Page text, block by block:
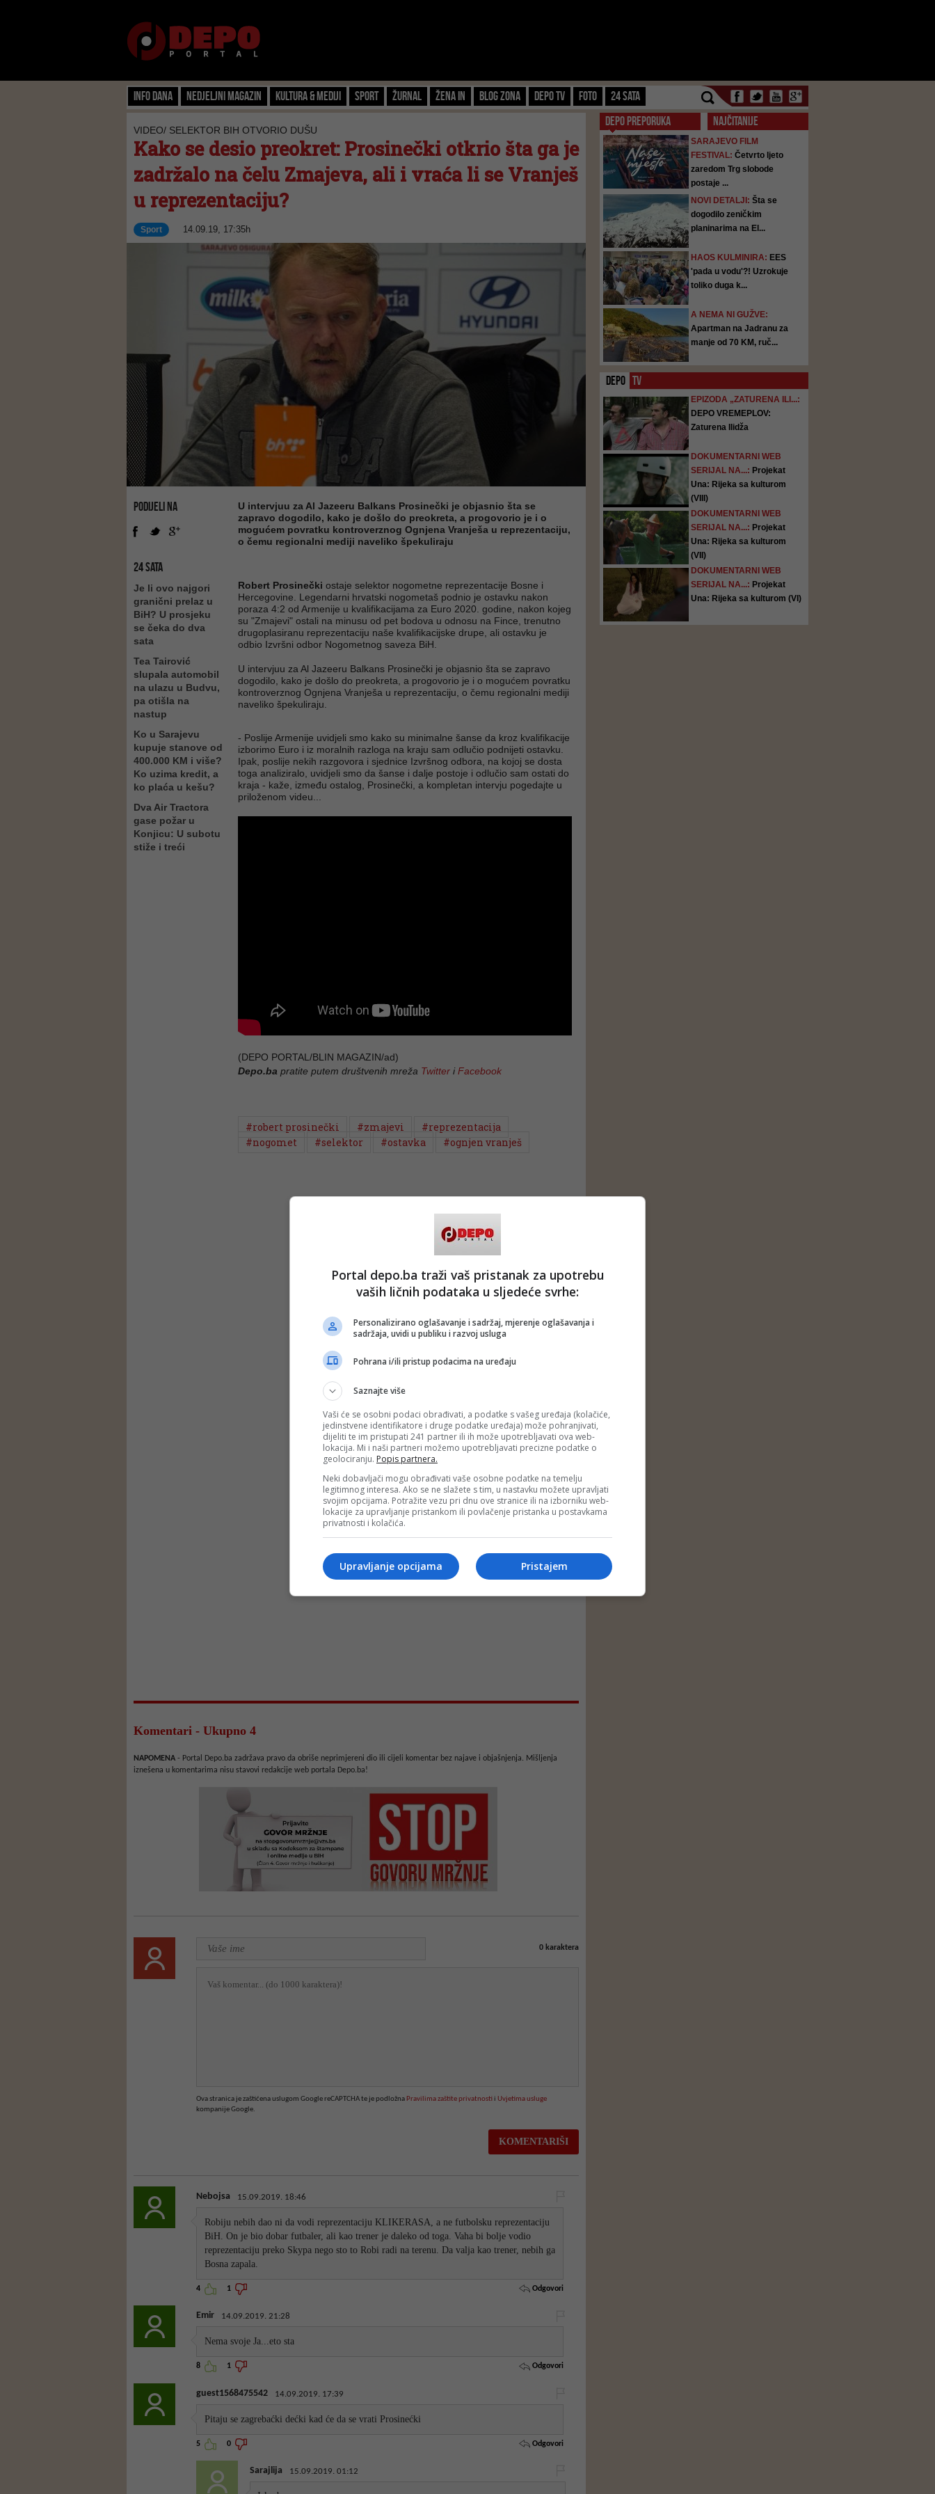
Info dana Nedjeljni magazin Kultura & Mediji Sport Žurnal Žena IN Blog zona Depo TV FOTO 24 SATA
VIDEO/ SELEKTOR BIH OTVORIO DUŠU
Kako se desio preokret: Prosinečki otkrio šta ga je
zadržalo na čelu Zmajeva, ali i vraća li se Vranješ
u reprezentaciju?
Sport 14.09.19, 17:35h
PODIJELI NA
24 SATA
Je li ovo najgori
granični prelaz u
BiH? U prosjeku
se čeka do dva
sata
Tea Tairović
slupala automobil
na ulazu u Budvu,
pa otišla na
nastup
Ko u Sarajevu
kupuje stanove od
400.000 KM i više?
Ko uzima kredit, a
ko plaća u kešu?
Dva Air Tractora
gase požar u
Konjicu: U subotu
stiže i treći
U intervjuu za Al Jazeeru Balkans Prosinečki je objasnio šta se
zapravo dogodilo, kako je došlo do preokreta, a progovorio je i o
mogućem povratku kontroverznog Ognjena Vranješa u reprezentaciju,
o čemu regionalni mediji naveliko špekuliraju
Robert Prosinečki ostaje selektor nogometne reprezentacije Bosne i
Hercegovine. Legendarni hrvatski nogometaš podnio je ostavku nakon
poraza 4:2 od Armenije u kvalifikacijama za Euro 2020. godine, nakon kojeg
su "Zmajevi" ostali na minusu od pet bodova u odnosu na Fince, trenutno
drugoplasiranu reprezentaciju naše kvalifikacijske drupe, ali ostavku je
odbio Izvršni odbor Nogometnog saveza BiH.
U intervjuu za Al Jazeeru Balkans Prosinečki je objasnio šta se zapravo
dogodilo, kako je došlo do preokreta, a progovorio je i o mogućem povratku
kontroverznog Ognjena Vranješa u reprezentaciju, o čemu regionalni mediji
naveliko špekuliraju.
- Poslije Armenije uvidjeli smo kako su minimalne šanse da kroz kvalifikacije
izborimo Euro i iz moralnih razloga na kraju sam odlučio podnijeti ostavku.
Ipak, poslije nekih razgovora i sjednice Izvršnog odbora, na kojoj se dosta
toga analiziralo, uvidjeli smo da šanse i dalje postoje i odlučio sam ostati do
kraja - kaže, između ostalog, Prosinečki, a kompletan intervju pogedajte u
priloženom videu...
(DEPO PORTAL/BLIN MAGAZIN/ad)
Depo.ba pratite putem društvenih mreža Twitter iFacebook
#robert prosinečki #zmajevi
#reprezentacija
#nogomet
#selektor #ostavka #ognjen vranješ
Komentari - Ukupno 4
NAPOMENA - Portal Depo.ba zadržava pravo da obriše neprimjereni dio ili cijeli komentar bez najave i objašnjenja. Mišljenja
iznešena u komentarima nisu stavovi redakcije web portala Depo.ba!
0karaktera
Ova stranica je zaštićena uslugom Google reCAPTCHA te je podložna Pravilima zaštite privatnostii Uvjetima usluge
kompanije Google.
Nebojsa 15.09.2019. 18:46
Robiju nebih dao ni da vodi reprezentaciju KLIKERASA, a ne futbolsku reprezentaciju
BiH. On je bio dobar futbaler, ali kao trener je daleko od toga. Vaha bi bolje vodio
reprezentaciju preko Skypa nego sto to Robi radi na terenu. Da valja kao trener, nebih ga
Bosna zapala.
4 1 Odgovori
Emir 14.09.2019. 21:28
Nema svoje Ja...eto sta
8 1 Odgovori
guest1568475542 14.09.2019. 17:39
Pitaju se zagrebaćki dećki kad će da se vrati Prosinećki
5 0 Odgovori
Sarajlija 15.09.2019. 01:12
DEPO PREPORUKA NAJČITANIJE
SARAJEVO FILM
FESTIVAL: Četvrto ljeto
zaredom Trg slobode
postaje ...
NOVI DETALJI: Šta se
dogodilo zeničkim
planinarima na El...
HAOS KULMINIRA: EES
'pada u vodu'?! Uzrokuje
toliko duga k...
A NEMA NI GUŽVE:
Apartman na Jadranu za
manje od 70 KM, ruč...
DEPO TV
EPIZODA „ZATURENA ILI...:
DEPO VREMEPLOV:
Zaturena Ilidža
DOKUMENTARNI WEB
SERIJAL NA...: Projekat
Una: Rijeka sa kulturom
(VIII)
DOKUMENTARNI WEB
SERIJAL NA...: Projekat
Una: Rijeka sa kulturom
(VII)
DOKUMENTARNI WEB
SERIJAL NA...: Projekat
Una: Rijeka sa kulturom (VI)
Portal depo.ba traži vaš pristanak za upotrebu
vaših ličnih podataka u sljedeće svrhe:
Personalizirano oglašavanje i sadržaj, mjerenje oglašavanja i
sadržaja, uvidi u publiku i razvoj usluga
Pohrana i/ili pristup podacima na uređaju
Saznajte više
Vaši će se osobni podaci obrađivati, a podatke s vašeg uređaja (kolačiće,
jedinstvene identifikatore i druge podatke uređaja) može pohranjivati,
dijeliti te im pristupati 241 partner ili ih može upotrebljavati ova web-
lokacija. Mi i naši partneri možemo upotrebljavati precizne podatke o
geolociranju. Popis partnera.
Neki dobavljači mogu obrađivati vaše osobne podatke na temelju
legitimnog interesa. Ako se ne slažete s tim, u nastavku možete upravljati
svojim opcijama. Potražite vezu pri dnu ove stranice ili na izborniku web-
lokacije za upravljanje pristankom ili povlačenje pristanka u postavkama
privatnosti i kolačića.
Pristajem
Upravljanje opcijama